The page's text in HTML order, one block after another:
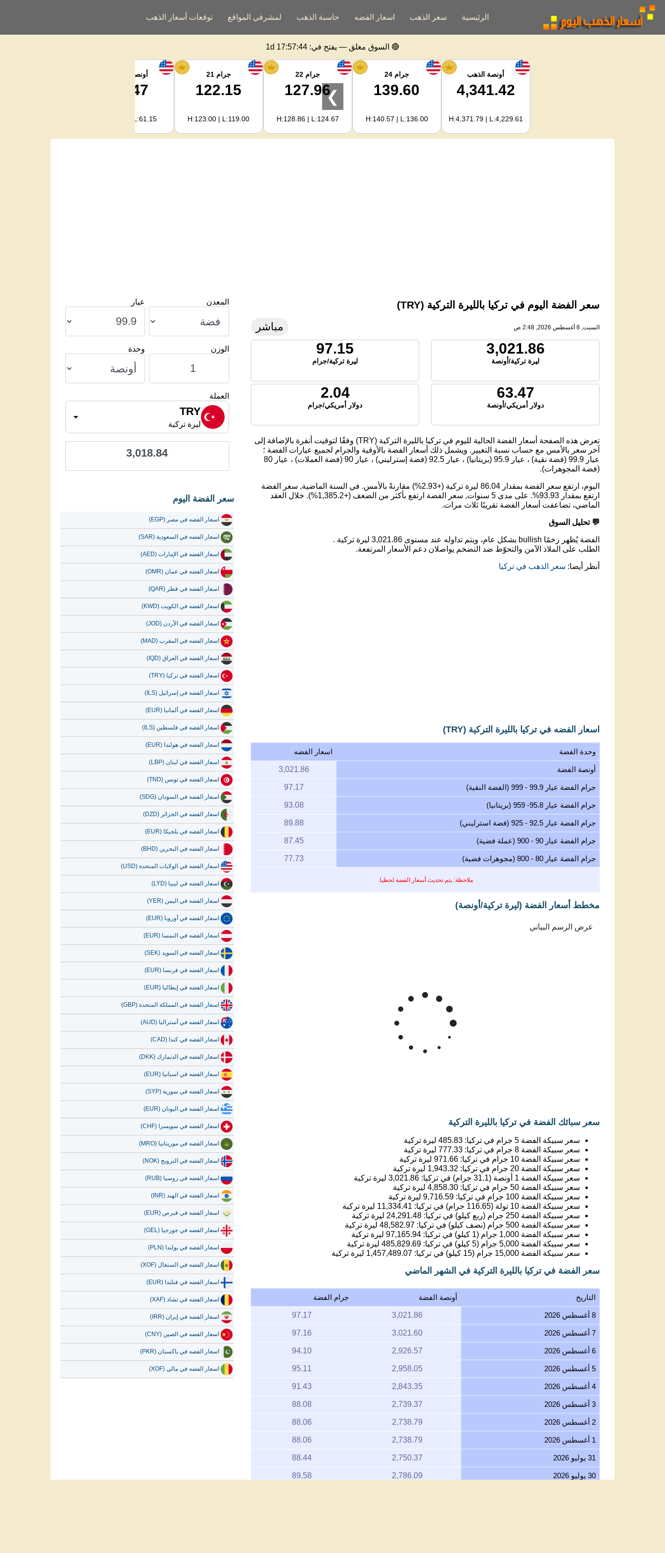
الرئيسية سعر الذهب اسعار الفضه حاسبة الذهب لمشرفي المواقع توقعات أسعار الذهب
🔴 السوق مغلق — يفتح في: 1d 17:57:43
أونصة الذهب
4,341.42
H:4,371.79 | L:4,229.61
جرام 24
139.60
H:140.57 | L:136.00
جرام 22
127.96
H:128.86 | L:124.67
جرام 21
122.15
H:123.00 | L:119.00
أونصة الفضة
63.47
H:65.13 | L:61.15
❯
سعر الفضة اليوم في تركيا بالليرة التركية (TRY)
السبت, 8 أغسطس 2026, 2:48 ص مباشر
3,021.86
ليرة تركية/أونصة
97.15
ليرة تركية/جرام
63.47
دولار أمريكي/أونصة
2.04
دولار أمريكي/جرام
تعرض هذه الصفحة أسعار الفضة الحالية لليوم في تركيا بالليرة التركية (TRY) وفقًا لتوقيت أنقرة بالإضافة إلى
آخر سعر بالأمس مع حساب نسبة التغيير. ويشمل ذلك أسعار الفضة بالأوقية والجرام لجميع عيارات الفضة ؛
عيار 99.9 (فضة نقية) ، عيار 95.9 (بريتانيا) ، عيار 92.5 (فضة إسترليني) ، عيار 90 (فضة العملات) ، عيار 80
(فضة المجوهرات).
اليوم، ارتفع سعر الفضة بمقدار 86.04 ليرة تركية (+2.93%) مقارنةً بالأمس. في السنة الماضية, سعر الفضة
ارتفع بمقدار 93.93%. على مدى 5 سنوات, سعر الفضة ارتفع بأكثر من الضعف (+1,385.2%). خلال العقد
الماضي، تضاعفت أسعار الفضة تقريبًا ثلاث مرات.
💬 تحليل السوق
الفضة يُظهر زخمًا bullish بشكل عام، ويتم تداوله عند مستوى 3,021.86 ليرة تركية .
الطلب على الملاذ الآمن والتحوّط ضد التضخم يواصلان دعم الأسعار المرتفعة.
أنظر أيضا: سعر الذهب في تركيا
اسعار الفضه في تركيا بالليرة التركية (TRY)
وحدة الفضة اسعار الفضه
ملاحظة: يتم تحديث أسعار الفضة لحظيا.
أونصة الفضة 3,021.86
جرام الفضة عيار 99.9 - 999 (الفضة النقية) 97.17
جرام الفضة عيار 95.8- 959 (بريتانيا) 93.08
جرام الفضة عيار 92.5 - 925 (فضة استرليني) 89.88
جرام الفضة عيار 90 - 900 (عملة فضية) 87.45
جرام الفضة عيار 80 - 800 (مجوهرات فضية) 77.73
مخطط أسعار الفضة (ليرة تركية/أونصة)
سعر سبائك الفضة في تركيا بالليرة التركية
سعر سبيكة الفضة 5 جرام في تركيا: 485.83 ليرة تركية
سعر سبيكة الفضة 8 جرام في تركيا:
777.33 ليرة تركية
سعر سبيكة الفضة 10 جرام في تركيا:
971.66 ليرة تركية
سعر سبيكة الفضة 20 جرام في تركيا:
1,943.32 ليرة تركية
سعر سبيكة الفضة 1 أونصة (31.1 جرام) في تركيا:
3,021.86 ليرة تركية
سعر سبيكة الفضة 50 جرام في تركيا:
4,858.30 ليرة تركية
سعر سبيكة الفضة 100 جرام في تركيا:
9,716.59 ليرة تركية
سعر سبيكة الفضة 10 تولة (116.65 جرام) في تركيا:
11,334.41 ليرة تركية
سعر سبيكة الفضة 250 جرام (ربع كيلو) في تركيا:
24,291.48 ليرة تركية
سعر سبيكة الفضة 500 جرام (نصف كيلو) في تركيا:
48,582.97 ليرة تركية
سعر سبيكة الفضة 1,000 جرام (1 كيلو) في تركيا:
97,165.94 ليرة تركية
سعر سبيكة الفضة 5,000 جرام (5 كيلو) في تركيا:
485,829.69 ليرة تركية
سعر سبيكة الفضة 15,000 جرام (15 كيلو) في تركيا:
1,457,489.07 ليرة تركية
سعر الفضة في تركيا بالليرة التركية في الشهر الماضي
التاريخ أونصة الفضة جرام الفضة
8 أغسطس 2026 3,021.86
97.17
7 أغسطس 2026 3,021.60
97.16
6 أغسطس 2026 2,926.57
94.10
5 أغسطس 2026 2,958.05
95.11
4 أغسطس 2026 2,843.35
91.43
3 أغسطس 2026 2,739.37
88.08
2 أغسطس 2026 2,738.79
88.06
1 أغسطس 2026 2,738.79
88.06
31 يوليو 2026 2,750.37
88.44
30 يوليو 2026 2,786.09
89.58
المعدن عيار
الوزن وحدة
العملة
TRY
ليرة تركية
3,018.84
سعر الفضة اليوم
اسعار الفضه في مصر (EGP)
اسعار الفضه في السعودية (SAR)
اسعار الفضه في الإمارات (AED)
اسعار الفضه في عمان (OMR)
اسعار الفضه في قطر (QAR)
اسعار الفضه في الكويت (KWD)
اسعار الفضه في الأردن (JOD)
اسعار الفضه في المغرب (MAD)
اسعار الفضه في العراق (IQD)
اسعار الفضه في تركيا (TRY)
اسعار الفضه في إسرائيل (ILS)
اسعار الفضه في ألمانيا (EUR)
اسعار الفضه في فلسطين (ILS)
اسعار الفضه في هولندا (EUR)
اسعار الفضه في لبنان (LBP)
اسعار الفضه في تونس (TND)
اسعار الفضه في السودان (SDG)
اسعار الفضه في الجزائر (DZD)
اسعار الفضه في بلجيكا (EUR)
اسعار الفضه في البحرين (BHD)
اسعار الفضه في الولايات المتحدة (USD)
اسعار الفضه في ليبيا (LYD)
اسعار الفضه في اليمن (YER)
اسعار الفضه في أوروبا (EUR)
اسعار الفضه في النمسا (EUR)
اسعار الفضه في السويد (SEK)
اسعار الفضه في فرنسا (EUR)
اسعار الفضه في إيطاليا (EUR)
اسعار الفضه في المملكة المتحدة (GBP)
اسعار الفضه في أستراليا (AUD)
اسعار الفضه في كندا (CAD)
اسعار الفضه في الدنمارك (DKK)
اسعار الفضه في اسبانيا (EUR)
اسعار الفضه في سورية (SYP)
اسعار الفضه في اليونان (EUR)
اسعار الفضه في سويسرا (CHF)
اسعار الفضه في موريتانيا (MRO)
اسعار الفضه في النرويج (NOK)
اسعار الفضه في روسيا (RUB)
اسعار الفضه في الهند (INR)
اسعار الفضه في قبرص (EUR)
اسعار الفضه في جورجيا (GEL)
اسعار الفضه في بولندا (PLN)
اسعار الفضه في السنغال (XOF)
اسعار الفضه في فنلندا (EUR)
اسعار الفضه في تشاد (XAF)
اسعار الفضه في إيران (IRR)
اسعار الفضه في الصين (CNY)
اسعار الفضه في باكستان (PKR)
اسعار الفضه في مالي (XOF)